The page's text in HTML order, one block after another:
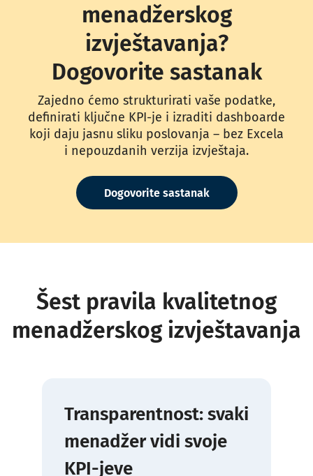
menadžerskog
izvještavanja?
Dogovorite sastanak
Zajedno ćemo strukturirati vaše podatke,
definirati ključne KPI-je i izraditi dashboarde
koji daju jasnu sliku poslovanja – bez Excela
i nepouzdanih verzija izvještaja.
Dogovorite sastanak
Šest pravila kvalitetnog
menadžerskog izvještavanja
Transparentnost: svaki
menadžer vidi svoje
KPI-jeve